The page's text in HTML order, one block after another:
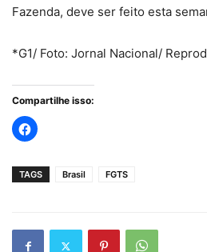
Fazenda, deve ser feito esta
*G1/ Foto: Jornal Nacional/
Compartilhe isso:
TAGS Brasil FGTS